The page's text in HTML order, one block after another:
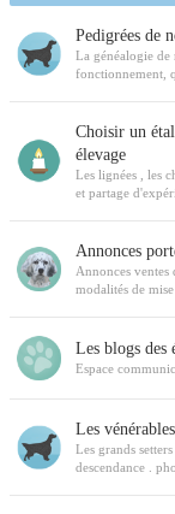
Pedigrées de
La généalogie de
fonctionnement,
Choisir un
élevage
Les lignées , les
et partage
Annonces
Annonces
modalités de
Les blogs des
Espace
Les vénérables
Les grands
descendance .